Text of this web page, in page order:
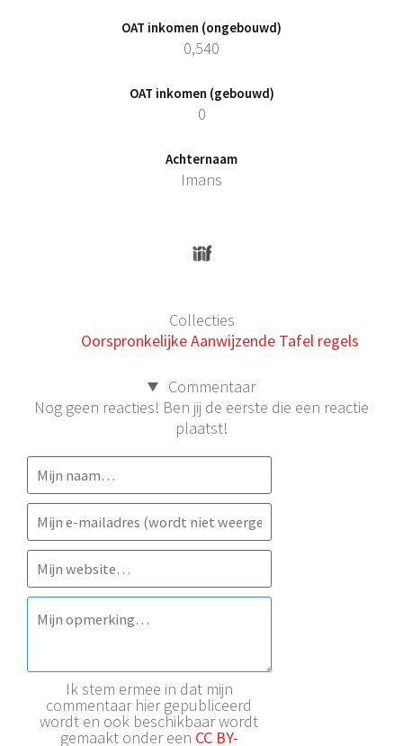
OAT inkomen (ongebouwd)
0,540
OAT inkomen (gebouwd)
0
Achternaam
Imans
Collecties
Oorspronkelijke Aanwijzende Tafel regels
Commentaar
Nog geen reacties! Ben jij de eerste die een reactie
plaatst!
Ik stem ermee in dat mijn
commentaar hier gepubliceerd
wordt en ook beschikbaar wordt
gemaakt onder een CC BY-